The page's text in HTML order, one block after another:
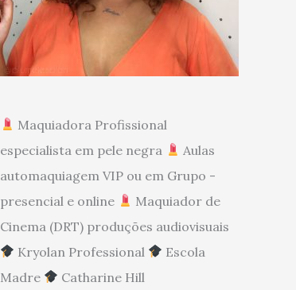
Maquiadora Profissional
especialista em pele negra
Aulas
automaquiagem VIP ou em Grupo -
presencial e online
Maquiador de
Cinema (DRT) produções audiovisuais
Kryolan Professional
Escola
Madre
Catharine Hill